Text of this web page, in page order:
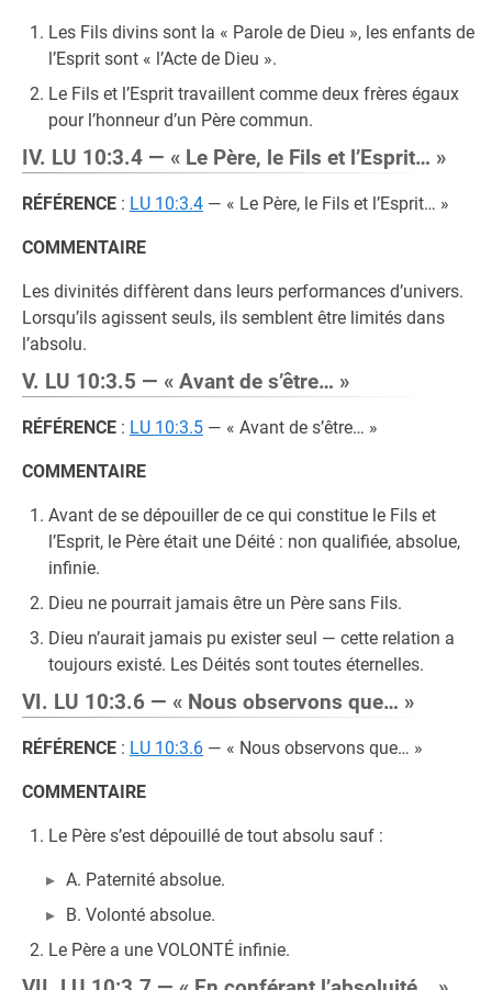
Les Fils divins sont la « Parole de Dieu », les enfants de
l’Esprit sont « l’Acte de Dieu ».
Le Fils et l’Esprit travaillent comme deux frères égaux
pour l’honneur d’un Père commun.
IV. LU 10:3.4 — « Le Père, le Fils et l’Esprit… »
RÉFÉRENCE : LU 10:3.4 — « Le Père, le Fils et l’Esprit… »
COMMENTAIRE
Les divinités diffèrent dans leurs performances d’univers.
Lorsqu’ils agissent seuls, ils semblent être limités dans
l’absolu.
V. LU 10:3.5 — « Avant de s’être… »
RÉFÉRENCE : LU 10:3.5 — « Avant de s’être… »
COMMENTAIRE
Avant de se dépouiller de ce qui constitue le Fils et
l’Esprit, le Père était une Déité : non qualifiée, absolue,
infinie.
Dieu ne pourrait jamais être un Père sans Fils.
Dieu n’aurait jamais pu exister seul — cette relation a
toujours existé. Les Déités sont toutes éternelles.
VI. LU 10:3.6 — « Nous observons que… »
RÉFÉRENCE : LU 10:3.6 — « Nous observons que… »
COMMENTAIRE
Le Père s’est dépouillé de tout absolu sauf :
A. Paternité absolue.
B. Volonté absolue.
Le Père a une VOLONTÉ infinie.